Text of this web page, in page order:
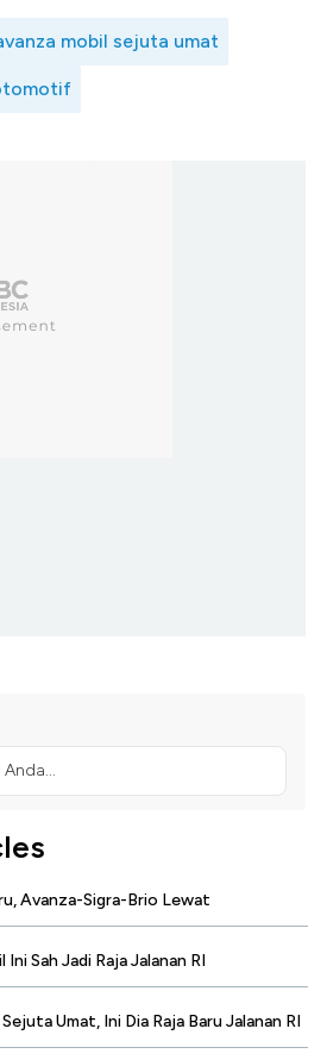
mobil sejuta umat
Avanza-Sigra-Brio Lewat
Sah Jadi Raja Jalanan RI
Umat, Ini Dia Raja Baru Jalanan RI